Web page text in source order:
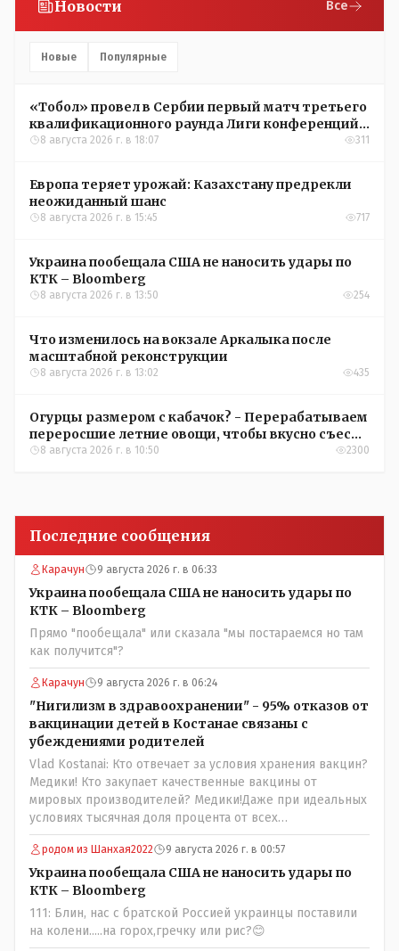
Новости Все
Новые Популярные
«Тобол» провел в Сербии первый матч третьего
квалификационного раунда Лиги конференций
УЕФА
8 августа 2026 г. в 18:07 311
Европа теряет урожай: Казахстану предрекли
неожиданный шанс
8 августа 2026 г. в 15:45 717
Украина пообещала США не наносить удары по
КТК – Bloomberg
8 августа 2026 г. в 13:50 254
Что изменилось на вокзале Аркалыка после
масштабной реконструкции
8 августа 2026 г. в 13:02 435
Огурцы размером с кабачок? - Перерабатываем
переросшие летние овощи, чтобы вкусно съесть
зимой
8 августа 2026 г. в 10:50 2300
Последние сообщения
Карачун 9 августа 2026 г. в 06:33
Украина пообещала США не наносить удары по
КТК – Bloomberg
Прямо "пообещала" или сказала "мы постараемся но там
как получится"?
Карачун 9 августа 2026 г. в 06:24
"Нигилизм в здравоохранении" - 95% отказов от
вакцинации детей в Костанае связаны с
убеждениями родителей
Vlad Kostanai: Кто отвечает за условия хранения вакцин?
Медики! Кто закупает качественные вакцины от
мировых производителей? Медики!Даже при идеальных
условиях тысячная доля процента от всех
вакцинированных может иметь плохие последствия от
прививки. Бумага нужна как защита от дол.....бов не
дружащих с школьными курсами предметов, в
частности биологии и математики. Vlad Kostanai: Поэтому
люди и отказываются и я в том числе своих не
прививал.Лично я вам и тем другим людям благодарен.
Добровольные действия направленные на сокращение
родом из Шанхая2022 9 августа 2026 г. в 00:57
Украина пообещала США не наносить удары по
КТК – Bloomberg
111: Блин, нас с братской Россией украинцы поставили
на колени.....на горох,гречку или рис?😊